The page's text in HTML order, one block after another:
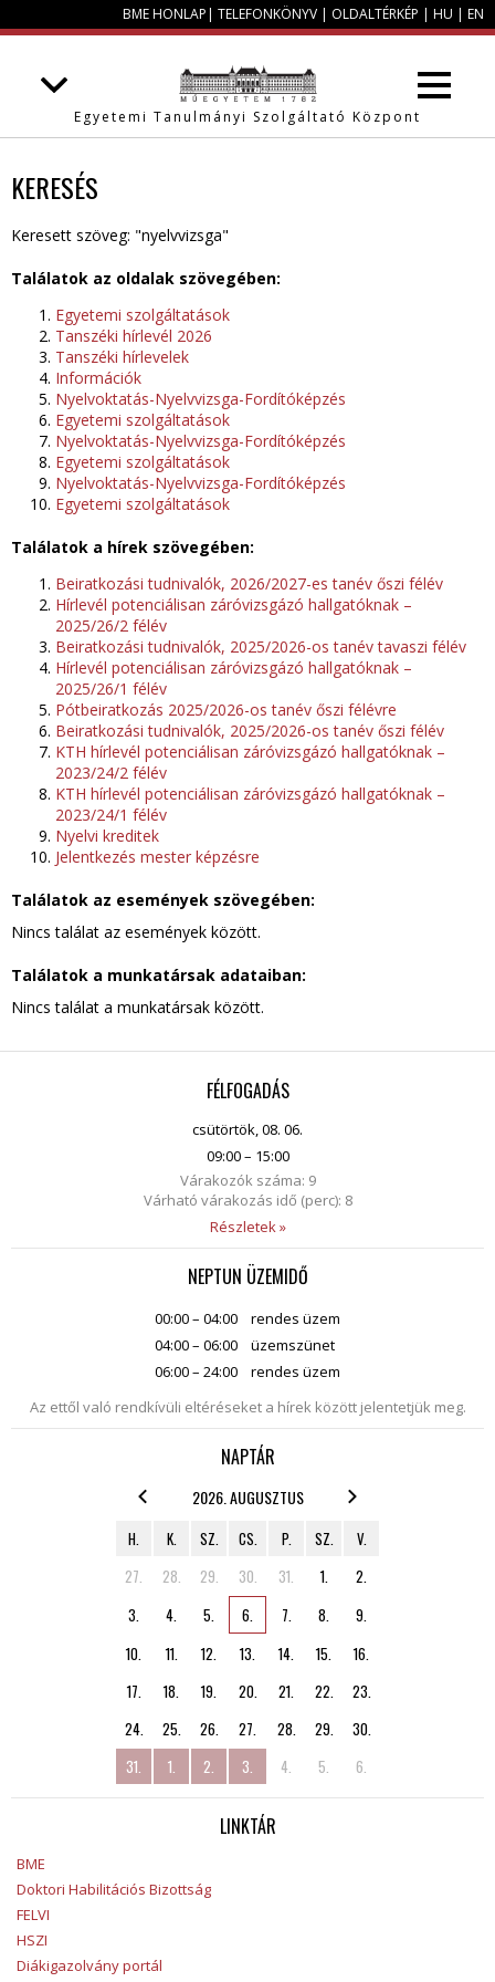
BME HONLAP| TELEFONKÖNYV | OLDALTÉRKÉP | HU | EN
Egyetemi Tanulmányi Szolgáltató Központ
KERESÉS
Keresett szöveg: "nyelvvizsga"
Találatok az oldalak szövegében:
Egyetemi szolgáltatások
Tanszéki hírlevél 2026
Tanszéki hírlevelek
Információk
Nyelvoktatás-Nyelvvizsga-Fordítóképzés
Egyetemi szolgáltatások
Nyelvoktatás-Nyelvvizsga-Fordítóképzés
Egyetemi szolgáltatások
Nyelvoktatás-Nyelvvizsga-Fordítóképzés
Egyetemi szolgáltatások
Találatok a hírek szövegében:
Beiratkozási tudnivalók, 2026/2027-es tanév őszi félév
Hírlevél potenciálisan záróvizsgázó hallgatóknak –
2025/26/2 félév
Beiratkozási tudnivalók, 2025/2026-os tanév tavaszi félév
Hírlevél potenciálisan záróvizsgázó hallgatóknak –
2025/26/1 félév
Pótbeiratkozás 2025/2026-os tanév őszi félévre
Beiratkozási tudnivalók, 2025/2026-os tanév őszi félév
KTH hírlevél potenciálisan záróvizsgázó hallgatóknak –
2023/24/2 félév
KTH hírlevél potenciálisan záróvizsgázó hallgatóknak –
2023/24/1 félév
Nyelvi kreditek
Jelentkezés mester képzésre
Találatok az események szövegében:
Nincs találat az események között.
Találatok a munkatársak adataiban:
Nincs találat a munkatársak között.
FÉLFOGADÁS
csütörtök, 08. 06.
09:00 – 15:00
Várakozók száma: 9
Várható várakozás idő (perc): 8
Részletek »
NEPTUN ÜZEMIDŐ
00:00 – 04:00
rendes üzem
04:00 – 06:00
üzemszünet
06:00 – 24:00
rendes üzem
Az ettől való rendkívüli eltéréseket a hírek között jelentetjük meg.
NAPTÁR
2026. AUGUSZTUS
H. K. SZ. CS. P. SZ.
V.
27.
28. 29. 30. 31. 1.
2.
3.
4. 5. 6. 7. 8.
9.
10.
11. 12. 13. 14. 15.
16.
17.
18. 19. 20. 21. 22.
23.
24.
25. 26. 27. 28. 29.
30.
31.
1. 2. 3. 4. 5. 6.
LINKTÁR
BME
Doktori Habilitációs Bizottság
FELVI
HSZI
Diákigazolvány portál